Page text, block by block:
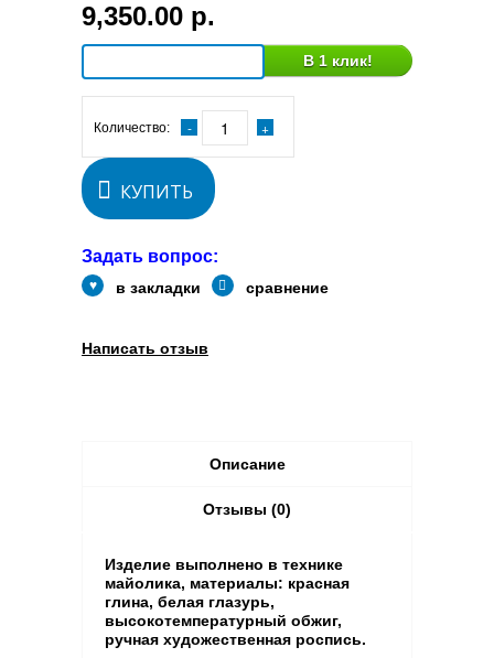
9,350.00 р.
В 1 клик!
Количество:
КУПИТЬ
Задать вопрос:
в закладки сравнение
Написать отзыв
Описание
Отзывы (0)
Изделие выполнено в технике
майолика, материалы: красная
глина, белая глазурь,
высокотемпературный обжиг,
ручная художественная роспись.